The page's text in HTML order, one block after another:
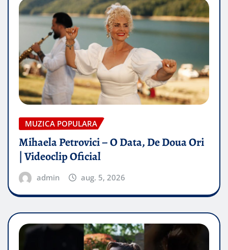
MUZICA POPULARA
Mihaela Petrovici – O Data, De Doua Ori
| Videoclip Oficial
admin aug. 5, 2026